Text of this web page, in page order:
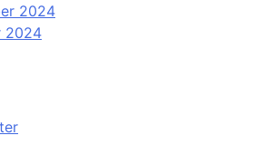
2024
2024